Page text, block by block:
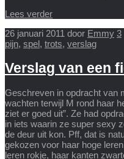
Lees verder
26 januari 2011 door Emmy 3
pijn, spel, trots, verslag
Verslag van een
Geschreven in opdracht van
wachten terwijl M rond haar
ziet er goed uit”. Ze had
in iets waarin ze super sexy
de deur uit kon. Pff, dat is
gekozen voor haar hoge
leren rokje, haar kanten